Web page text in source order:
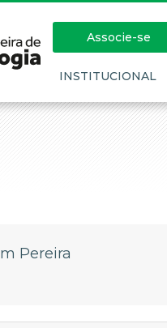
Associe-se
INSTITUCIONAL
Pereira